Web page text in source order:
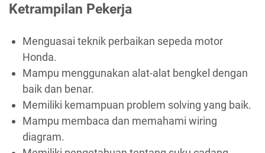
Ketrampilan Pekerja
Menguasai teknik perbaikan sepeda motor
Honda.
Mampu menggunakan alat-alat bengkel dengan
baik dan benar.
Memiliki kemampuan problem solving yang baik.
Mampu membaca dan memahami wiring
diagram.